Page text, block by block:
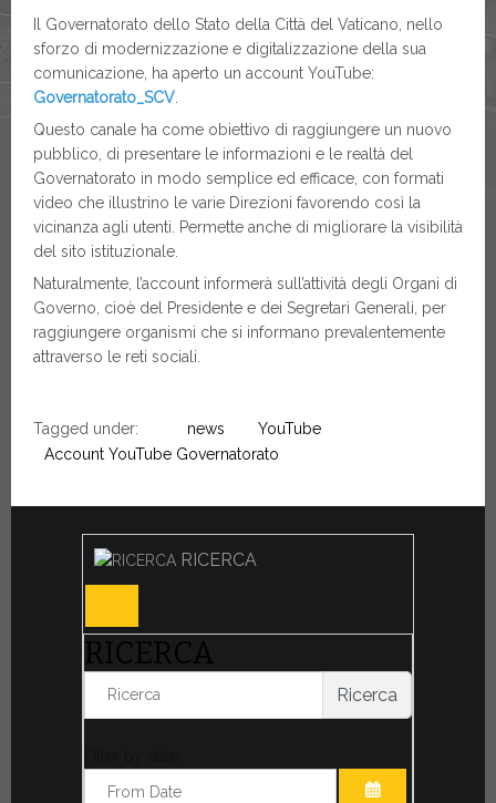
Il Governatorato dello Stato della Città del Vaticano, nello
sforzo di modernizzazione e digitalizzazione della sua
comunicazione, ha aperto un account YouTube:
Governatorato_SCV
Questo canale ha come obiettivo di raggiungere un nuovo
pubblico, di presentare le informazioni e le realtà del
Governatorato in modo semplice ed efficace, con formati
video che illustrino le varie Direzioni favorendo così la
vicinanza agli utenti. Permette anche di migliorare la visibilità
del sito istituzionale.
Naturalmente, l’account informerà sull’attività degli Organi di
Governo, cioè del Presidente e dei Segretari Generali, per
raggiungere organismi che si informano prevalentemente
attraverso le reti sociali.
Tagged under: news
YouTube
Account YouTube Governatorato
RICERCA
RICERCA
Ricerca